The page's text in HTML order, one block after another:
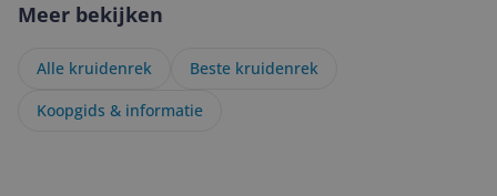
Meer bekijken
Alle kruidenrek
Beste kruidenrek
Koopgids & informatie